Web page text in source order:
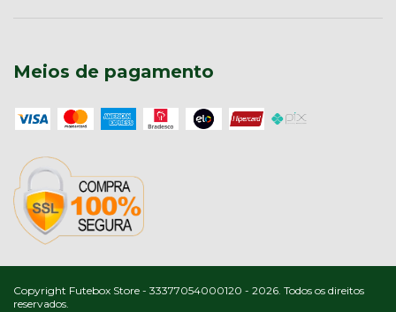
Meios de pagamento
Copyright Futebox Store - 33377054000120 - 2026. Todos os direitos
reservados.